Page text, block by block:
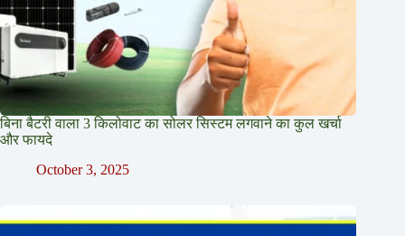
बिना बैटरी वाला 3 किलोवाट का सोलर सिस्टम लगवाने का कुल खर्चा
और फायदे
October 3, 2025